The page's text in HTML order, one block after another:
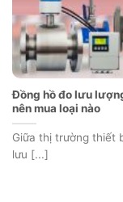
Đồng hồ đo lưu
nên mua loại nào
Giữa thị trường thiết
lưu [...]